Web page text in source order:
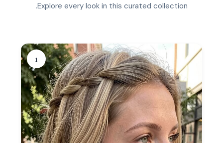
Explore every look in this curated collection.
1